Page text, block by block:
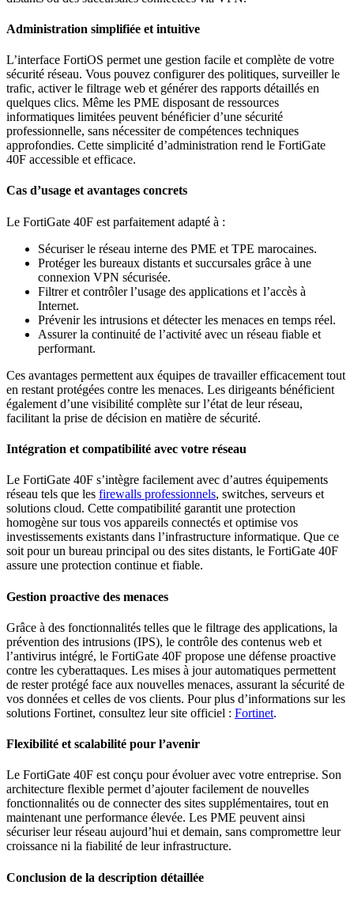
Administration simplifiée et intuitive
L’interface FortiOS permet une gestion facile et complète de votre
sécurité réseau. Vous pouvez configurer des politiques, surveiller le
trafic, activer le filtrage web et générer des rapports détaillés en
quelques clics. Même les PME disposant de ressources
informatiques limitées peuvent bénéficier d’une sécurité
professionnelle, sans nécessiter de compétences techniques
approfondies. Cette simplicité d’administration rend le FortiGate
40F accessible et efficace.
Cas d’usage et avantages concrets
Le FortiGate 40F est parfaitement adapté à :
Sécuriser le réseau interne des PME et TPE marocaines.
Protéger les bureaux distants et succursales grâce à une
connexion VPN sécurisée.
Filtrer et contrôler l’usage des applications et l’accès à
Internet.
Prévenir les intrusions et détecter les menaces en temps réel.
Assurer la continuité de l’activité avec un réseau fiable et
performant.
Ces avantages permettent aux équipes de travailler efficacement tout
en restant protégées contre les menaces. Les dirigeants bénéficient
également d’une visibilité complète sur l’état de leur réseau,
facilitant la prise de décision en matière de sécurité.
Intégration et compatibilité avec votre réseau
Le FortiGate 40F s’intègre facilement avec d’autres équipements
réseau tels que les firewalls professionnels, switches, serveurs et
solutions cloud. Cette compatibilité garantit une protection
homogène sur tous vos appareils connectés et optimise vos
investissements existants dans l’infrastructure informatique. Que ce
soit pour un bureau principal ou des sites distants, le FortiGate 40F
assure une protection continue et fiable.
Gestion proactive des menaces
Grâce à des fonctionnalités telles que le filtrage des applications, la
prévention des intrusions (IPS), le contrôle des contenus web et
l’antivirus intégré, le FortiGate 40F propose une défense proactive
contre les cyberattaques. Les mises à jour automatiques permettent
de rester protégé face aux nouvelles menaces, assurant la sécurité de
vos données et celles de vos clients. Pour plus d’informations sur les
solutions Fortinet, consultez leur site officiel : Fortinet.
Flexibilité et scalabilité pour l’avenir
Le FortiGate 40F est conçu pour évoluer avec votre entreprise. Son
architecture flexible permet d’ajouter facilement de nouvelles
fonctionnalités ou de connecter des sites supplémentaires, tout en
maintenant une performance élevée. Les PME peuvent ainsi
sécuriser leur réseau aujourd’hui et demain, sans compromettre leur
croissance ni la fiabilité de leur infrastructure.
Conclusion de la description détaillée